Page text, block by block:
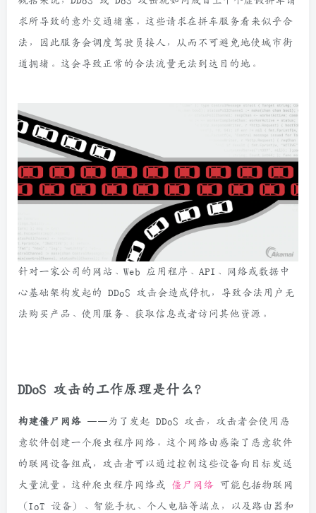
求所导致的意外交通堵塞。这些请求在拼车服务看来似乎合
法，因此服务会调度驾驶员接人，从而不可避免地使城市街
道拥堵。这会导致正常的合法流量无法到达目的地。
针对一家公司的网站、Web 应用程序、API、网络或数据中
心基础架构发起的 DDoS 攻击会造成停机，导致合法用户无
法购买产品、使用服务、获取信息或者访问其他资源。
DDoS 攻击的工作原理是什么？
构建僵尸网络 ——为了发起 DDoS 攻击，攻击者会使用恶
意软件创建一个爬虫程序网络。这个网络由感染了恶意软件
的联网设备组成，攻击者可以通过控制这些设备向目标发送
大量流量。这种爬虫程序网络或 僵尸网络
可能包括物联网
（IoT 设备）、智能手机、个人电脑等端点，以及路由器和